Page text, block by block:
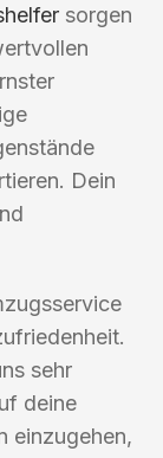
sorgen
Dein
sehr
deine
einzugehen,